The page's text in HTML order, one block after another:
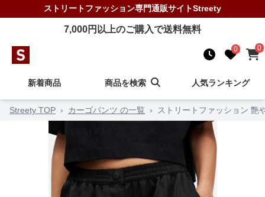
ストリートファッション専門通販サイトStreety
7,000円以上のご購入で送料無料
0 0
新着商品 商品を検索 人気ランキング
Streety TOP › カーゴパンツ の一覧 › ストリートファッション 艶